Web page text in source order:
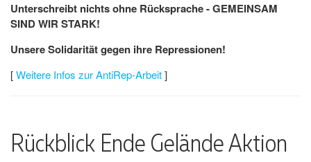
Rückblick Ende Gelände Aktion
Unterschreibt nichts ohne Rücksprache - GEMEINSAM
SIND WIR STARK!
Unsere Solidarität gegen ihre Repressionen!
[Weitere Infos zur AntiRep-Arbeit]